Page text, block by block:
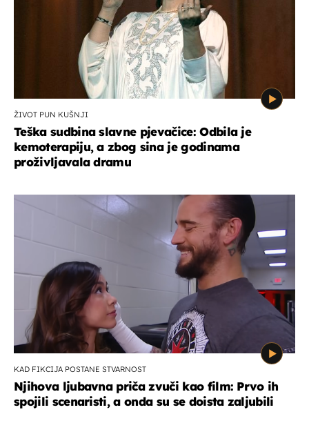
ŽIVOT PUN KUŠNJI
Teška sudbina slavne pjevačice: Odbila je
kemoterapiju, a zbog sina je godinama
proživljavala dramu
KAD FIKCIJA POSTANE STVARNOST
Njihova ljubavna priča zvuči kao film: Prvo ih
spojili scenaristi, a onda su se doista zaljubili